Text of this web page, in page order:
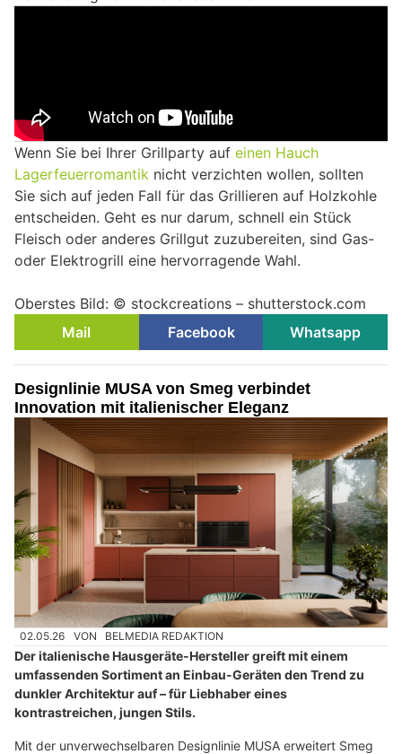
Wenn Sie bei Ihrer Grillparty auf einen Hauch
Lagerfeuerromantik nicht verzichten wollen, sollten
Sie sich auf jeden Fall für das Grillieren auf Holzkohle
entscheiden. Geht es nur darum, schnell ein Stück
Fleisch oder anderes Grillgut zuzubereiten, sind Gas-
oder Elektrogrill eine hervorragende Wahl.
Oberstes Bild: © stockcreations – shutterstock.com
Mail
Facebook Whatsapp
Designlinie MUSA von Smeg verbindet
Innovation mit italienischer Eleganz
02.05.26 VON BELMEDIA REDAKTION
Der italienische Hausgeräte-Hersteller greift mit einem
umfassenden Sortiment an Einbau-Geräten den Trend zu
dunkler Architektur auf – für Liebhaber eines
kontrastreichen, jungen Stils.
Mit der unverwechselbaren Designlinie MUSA erweitert Smeg